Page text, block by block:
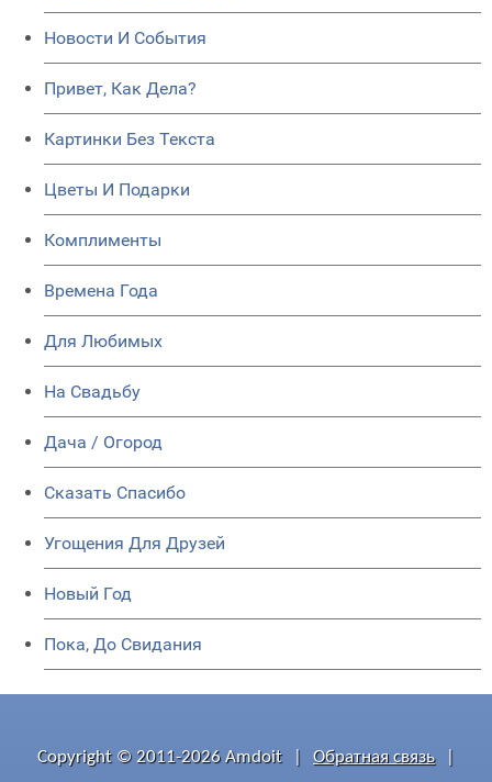
Новости И События
Привет, Как Дела?
Картинки Без Текста
Цветы И Подарки
Комплименты
Времена Года
Для Любимых
На Свадьбу
Дача / Огород
Сказать Спасибо
Угощения Для Друзей
Новый Год
Пока, До Свидания
Copyright © 2011-2026 Amdoit Обратная связь